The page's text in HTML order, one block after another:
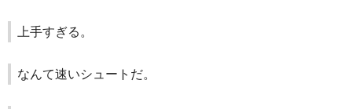
上手すぎる。
なんて速いシュートだ。